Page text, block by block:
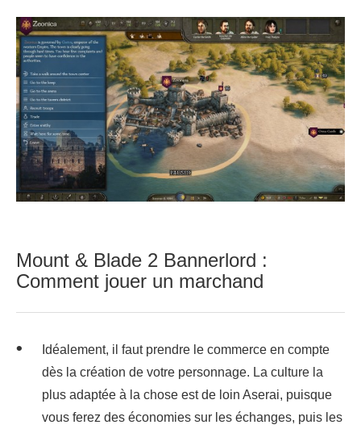
Mount & Blade 2 Bannerlord :
Comment jouer un marchand
Idéalement, il faut prendre le commerce en compte
dès la création de votre personnage. La culture la
plus adaptée à la chose est de loin Aserai, puisque
vous ferez des économies sur les échanges, puis les